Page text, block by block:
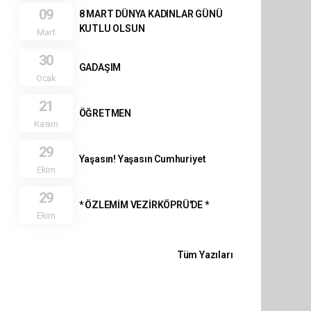
09
Mart
8 MART DÜNYA KADINLAR GÜNÜ
KUTLU OLSUN
30
Ocak
GADAŞIM
21
Kasım
ÖĞRETMEN
29
Ekim
Yaşasın! Yaşasın Cumhuriyet
29
Ekim
* ÖZLEMİM VEZİRKÖPRÜ'DE *
Tüm Yazıları